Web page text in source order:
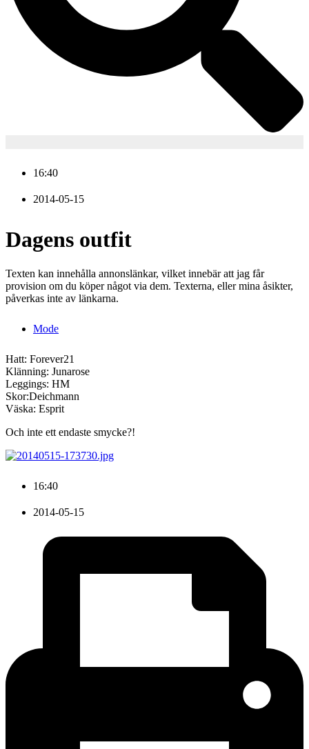
16:40
2014-05-15
Dagens outfit
Texten kan innehålla annonslänkar, vilket innebär att jag får
provision om du köper något via dem. Texterna, eller mina åsikter,
påverkas inte av länkarna.
Mode
Hatt: Forever21
Klänning: Junarose
Leggings: HM
Skor:Deichmann
Väska: Esprit
Och inte ett endaste smycke?!
16:40
2014-05-15